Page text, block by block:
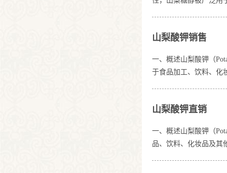
糖醇主要通过以下工
山梨酸钾销售
一、概述山梨酸钾（
于食品加工、饮料、化
通常由山梨酸与氢氧
山梨酸钾直销
一、概述山梨酸钾（
品、饮料、化妆品及其